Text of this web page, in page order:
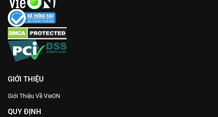
GIỚI THIỆU
Giới Thiệu Về VieON
QUY ĐỊNH